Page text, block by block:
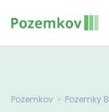
Pozemkov › Pozemky